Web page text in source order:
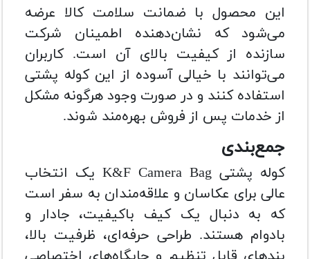
این محصول با ضمانت سلامت کالا عرضه
می‌شود که نشان‌دهنده اطمینان شرکت
سازنده از کیفیت بالای آن است. کاربران
می‌توانند با خیالی آسوده از این کوله پشتی
استفاده کنند و در صورت وجود هرگونه مشکل
از خدمات پس از فروش بهره‌مند شوند.
جمع‌بندی
کوله پشتی K&F Camera Bag یک انتخاب
عالی برای عکاسان و علاقه‌مندان به سفر است
که به دنبال یک کیف باکیفیت، جادار و
بادوام هستند. طراحی حرفه‌ای، ظرفیت بالا،